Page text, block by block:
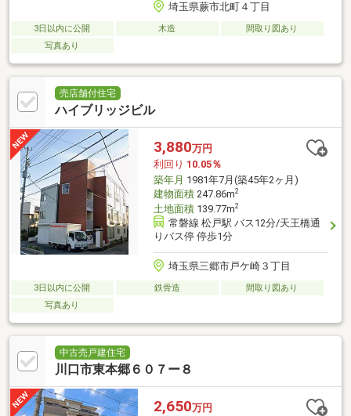
埼玉県蕨市北町４丁目
3日以内に公開 木造
間取り図あり
写真あり
売店舗付住宅
ハイブリッジビル
3,880万円
利回り 10.05％
築年月 1981年7月(築45年2ヶ月)
建物面積247.86m2
土地面積139.77m2
常磐線 松戸駅 バス12分/天王橋通
りバス停 停歩1分
埼玉県三郷市戸ケ崎３丁目
3日以内に公開 鉄骨造
間取り図あり
写真あり
中古売戸建住宅
川口市東本郷６０７ー８
2,650万円